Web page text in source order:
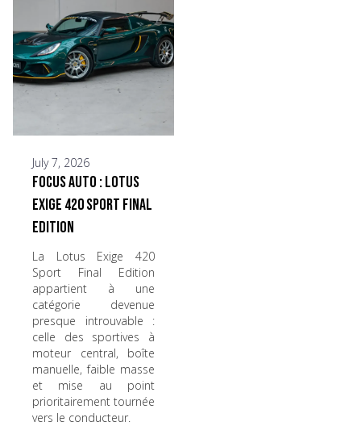
July 7, 2026
Focus Auto : Lotus
Exige 420 Sport Final
Edition
La Lotus Exige 420
Sport Final Edition
appartient à une
catégorie devenue
presque introuvable :
celle des sportives à
moteur central, boîte
manuelle, faible masse
et mise au point
prioritairement tournée
vers le conducteur.